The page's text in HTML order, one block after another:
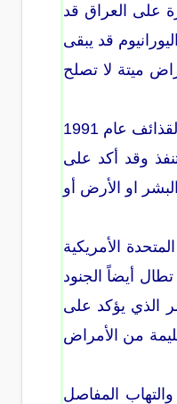
على العراق قد
قد يبقى
لها أراض ميتة لا تصلح
هذا وقد أكد البروفسور الألماني " سيغ بارهورس غونتر " الذي كان اول من اكتشف استخدام الأميركيين لهذا النوع من القذائف عام 1991
وقد أكد على
او الأرض أو
الأمريكية
أيضاً الجنود
الذي يؤكد على
من الأمراض
والتهاب المفاصل